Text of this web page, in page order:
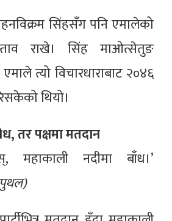
सिंहसँग पनि एमालेको
राखे। सिंह माओत्सेतुङ
एमाले त्यो विचारधाराबाट २०४६
थियो।
तर पक्षमा मतदान
महाकाली नदीमा बाँध।’